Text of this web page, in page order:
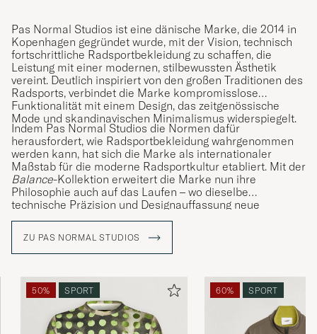
Pas Normal Studios ist eine dänische Marke, die 2014 in
Kopenhagen gegründet wurde, mit der Vision, technisch
fortschrittliche Radsportbekleidung zu schaffen, die
Leistung mit einer modernen, stilbewussten Ästhetik
vereint. Deutlich inspiriert von den großen Traditionen des
Radsports, verbindet die Marke kompromisslose
Funktionalität mit einem Design, das zeitgenössische
Mode und skandinavischen Minimalismus widerspiegelt.
Indem Pas Normal Studios die Normen dafür
herausfordert, wie Radsportbekleidung wahrgenommen
werden kann, hat sich die Marke als internationaler
Maßstab für die moderne Radsportkultur etabliert. Mit der
Balance-Kollektion erweitert die Marke nun ihre
Philosophie auch auf das Laufen – wo dieselbe
technische Präzision und Designauffassung neue
Ausdrucksformen eines aktiven Lebensstils finden. Das
jenseits des Fahrrads unterstützt, angepasst an
verschiedene Oberflächen und Jahreszeiten.
ZU PAS NORMAL STUDIOS
50% SPORT 60% SPORT